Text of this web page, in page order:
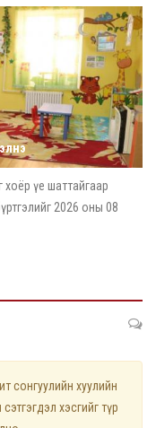
хоёр үе шаттайгаар
2026 оны 08
хуулийн
хэсгийг түр